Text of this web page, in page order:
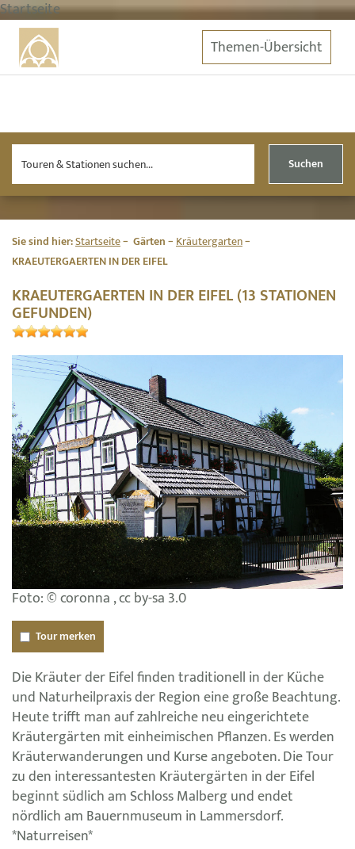
Startseite
Themen-Übersicht
Suchen
Sie sind hier:Startseite Gärten
Kräutergarten
KRAEUTERGAERTEN IN DER EIFEL
KRAEUTERGAERTEN IN DER EIFEL (13 STATIONEN
GEFUNDEN)
Foto: © coronna , cc by-sa 3.0
Tour merken
Die Kräuter der Eifel finden traditionell in der Küche
und Naturheilpraxis der Region eine große Beachtung.
Heute trifft man auf zahlreiche neu eingerichtete
Kräutergärten mit einheimischen Pflanzen. Es werden
Kräuterwanderungen und Kurse angeboten. Die Tour
zu den interessantesten Kräutergärten in der Eifel
beginnt südlich am Schloss Malberg und endet
nördlich am Bauernmuseum in Lammersdorf.
*Naturreisen*